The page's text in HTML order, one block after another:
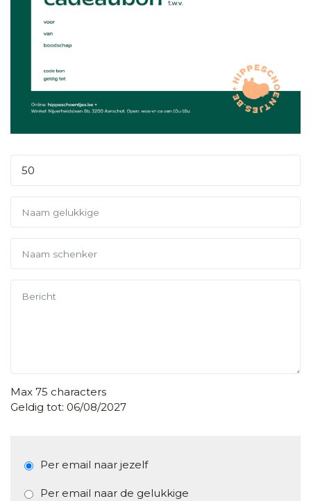
Max 75 characters
06/08/2027
Per email naar jezelf
Per email naar de gelukkige